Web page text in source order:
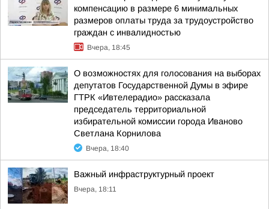
компенсацию в размере 6 минимальных
размеров оплаты труда за трудоустройство
граждан с инвалидностью
Вчера, 18:45
О возможностях для голосования на выборах
депутатов Государственной Думы в эфире
ГТРК «Ивтелерадио» рассказала
председатель территориальной
избирательной комиссии города Иваново
Светлана Корнилова
Вчера, 18:40
Важный инфраструктурный проект
Вчера, 18:11